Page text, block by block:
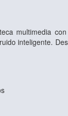
multimedia
inteligente.